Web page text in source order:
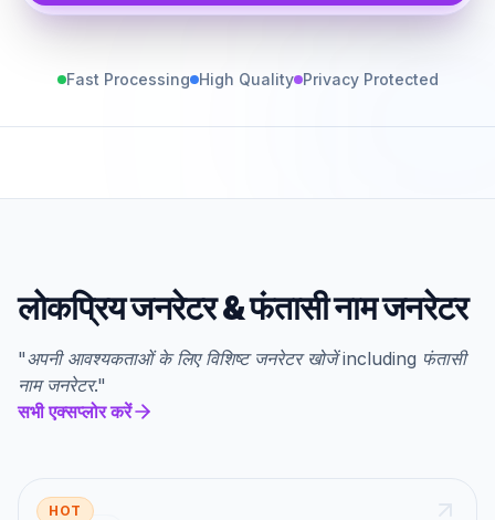
Fast Processing High Quality Privacy Protected
लोकप्रिय जनरेटर&फंतासी नाम जनरेटर
"अपनी आवश्यकताओं के लिए विशिष्ट जनरेटर खोजेंincluding फंतासी
नाम जनरेटर."
सभी एक्सप्लोर करें
HOT